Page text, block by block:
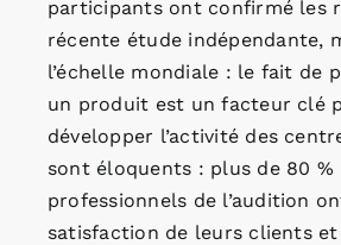
participants ont confirmé les
récente étude indépendante,
l’échelle mondiale : le fait de
un produit est un facteur clé
développer l’activité des
sont éloquents : plus de 80 %
professionnels de l’audition
satisfaction de leurs clients